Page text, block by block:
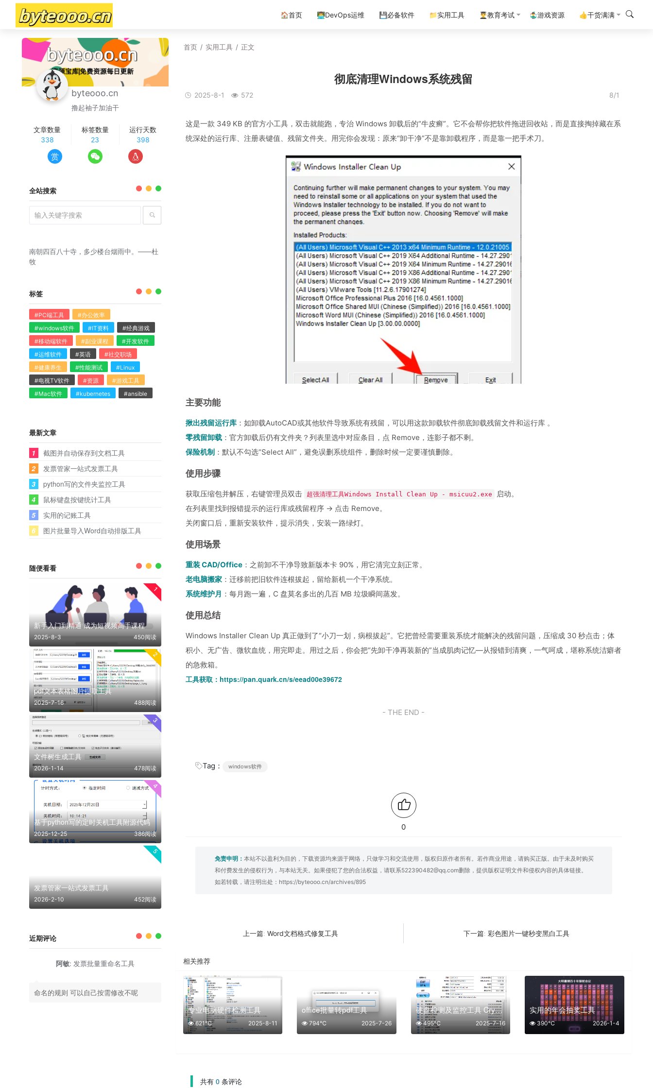
🏠首页 👨‍💻DevOps运维 💾必备软件 📁实用工具 👨‍🎓教育考试 🤹‍♂️游戏资源 👍干货满满
首页 / 实用工具 / 正文
彻底清理Windows系统残留
2025-8-1 572 8/1
这是一款 349 KB 的官方小工具，双击就能跑，专治 Windows 卸载后的“牛皮癣”。它不会帮你把软件拖进回收站，而是直接掏掉藏在系
统深处的运行库、注册表键值、残留文件夹。用完你会发现：原来“卸干净”不是靠卸载程序，而是靠一把手术刀。
主要功能
揪出残留运行库 ：如卸载AutoCAD或其他软件导致系统有残留，可以用这款卸载软件彻底卸载残留文件和运行库 。
零残留卸载 ：官方卸载后仍有文件夹？列表里选中对应条目，点 Remove，连影子都不剩。
保险机制 ：默认不勾选“Select All”，避免误删系统组件，删除时候一定要谨慎删除。
使用步骤
获取压缩包并解压，右键管理员双击 超强清理工具Windows Install Clean Up - msicuu2.exe
启动。
在列表里找到报错提示的运行库或残留程序 → 点击 Remove。
关闭窗口后，重新安装软件，提示消失，安装一路绿灯。
使用场景
重装 CAD/Office ：之前卸不干净导致新版本卡 90%，用它清完立刻正常。
老电脑搬家 ：迁移前把旧软件连根拔起，留给新机一个干净系统。
系统维护月 ：每月跑一遍，C 盘莫名多出的几百 MB 垃圾瞬间蒸发。
使用总结
Windows Installer Clean Up 真正做到了“小刀一划，病根拔起”。它把曾经需要重装系统才能解决的残留问题，压缩成 30 秒点击；体
积小、无广告、微软血统，用完即走。用过之后，你会把“先卸干净再装新的”当成肌肉记忆—从报错到清爽，一气呵成，堪称系统洁癖者
的急救箱。
工具获取： https://pan.quark.cn/s/eead00e39672
- THE END -
Tag： windows软件
0
免责申明： 本站不以盈利为目的，下载资源均来源于网络，只做学习和交流使用，版权归原作者所有。若作商业用途，请购买正版。由于未及时购买
和付费发生的侵权行为，与本站无关。如果侵犯了您的合法权益，请联系522390482@qq.com删除，提供版权证明文件和侵权内容的具体链接。
如若转载，请注明出处： https://byteooo.cn/archives/895
上一篇: Word文档格式修复工具 下一篇: 彩色图片一键秒变黑白工具
相关推荐
专业电脑硬件检测工具
2025-8-11
621℃
office批量转pdf工具
2025-7-26
794℃
硬盘检测及监控工具 CrystalDiskInfo
2025-7-16
495℃
实用的年会抽奖工具
2026-1-4
390℃
共有 0 条评论
byteooo.cn
撸起袖子加油干
文章数量
338
标签数量
23
运行天数
398
赏
全站搜索
南朝四百八十寺，多少楼台烟雨中。——杜
牧
标签
#PC端工具
#办公效率
#windows软件
#IT资料
#经典游戏
#移动端软件
#副业课程
#开发软件
#运维软件
#英语
#社交职场
#健康养生
#性能测试
#Linux
#电视TV软件
#资源
#游戏工具
#Mac软件
#kubernetes #ansible
最新文章
1
截图并自动保存到文档工具
2
发票管家一站式发票工具
3
python写的文件夹监控工具
4
鼠标键盘按键统计工具
5
实用的记账工具
6
图片批量导入Word自动排版工具
随便看看
1
新手入门到精通 成为短视频高手课程
2025-8-3 450阅读
2
pdf文本表格图片提取工具
2025-7-16 488阅读
3
文件树生成工具
2026-1-14 478阅读
4
基于python写的定时关机工具附源代码
2025-12-25 386阅读
5
发票管家一站式发票工具
2026-2-10 452阅读
近期评论
阿敏: 发票批量重命名工具
命名的规则 可以自己按需修改不呢